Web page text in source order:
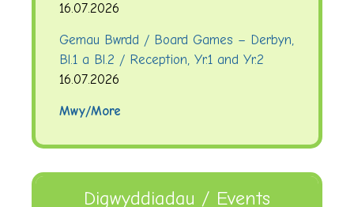
16.07.2026
Gemau Bwrdd / Board Games – Derbyn,
Bl.1 a Bl.2 / Reception, Yr.1 and Yr.2
16.07.2026
Mwy/More
Digwyddiadau / Events